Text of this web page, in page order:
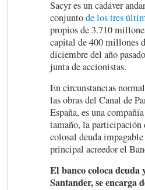
Sacyr es un cadáver
conjuntode los tres
propios de 3.710
capital de 400 millones
diciembre del año
junta de accionistas.
En circunstancias
las obras del Canal de
España, es una
tamaño, la participación
colosal deuda
principal acreedor el
El banco coloca deuda
Santander, se encarga